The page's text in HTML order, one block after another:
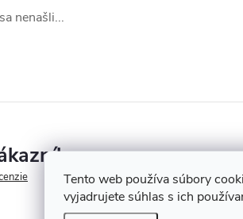
Tento web používa súbory
vyjadrujete súhlas s ich
sa nenašli...